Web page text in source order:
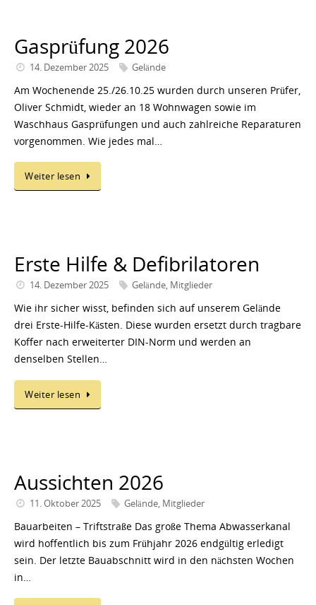
Gasprüfung 2026
14. Dezember 2025 Gelände
Am Wochenende 25./26.10.25 wurden durch unseren Prüfer,
Oliver Schmidt, wieder an 18 Wohnwagen sowie im
Waschhaus Gasprüfungen und auch zahlreiche Reparaturen
vorgenommen. Wie jedes mal…
Weiter lesen
Erste Hilfe & Defibrilatoren
14. Dezember 2025 Gelände, Mitglieder
Wie ihr sicher wisst, befinden sich auf unserem Gelände
drei Erste-Hilfe-Kästen. Diese wurden ersetzt durch tragbare
Koffer nach erweiterter DIN-Norm und werden an
denselben Stellen…
Weiter lesen
Aussichten 2026
11. Oktober 2025 Gelände, Mitglieder
Bauarbeiten – Triftstraße Das große Thema Abwasserkanal
wird hoffentlich bis zum Frühjahr 2026 endgültig erledigt
sein. Der letzte Bauabschnitt wird in den nächsten Wochen
in…